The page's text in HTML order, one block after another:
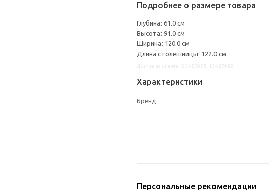
Подробнее о размере товара
Глубина: 61.0 см
Высота: 91.0 см
Ширина: 120.0 см
Длина столешницы: 122.0 см
Характеристики
Бренд
Персональные рекомендации